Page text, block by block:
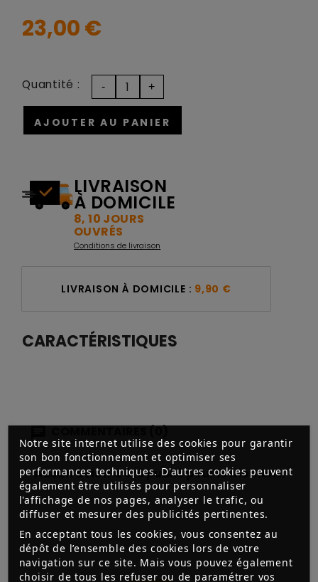
Notre site internet utilise des cookies pour garantir
son bon fonctionnement et optimiser ses
performances techniques. D'autres cookies peuvent
également être utilisés pour personnaliser
l'affichage de nos pages, analyser le trafic, ou
diffuser et mesurer des publicités pertinentes.
En acceptant tous les cookies, vous consentez au
dépôt de l’ensemble des cookies lors de votre
navigation sur ce site. Mais vous pouvez également
choisir de tous les refuser ou de paramétrer vos
23,00 €
AJOUTER AU PANIER
Quantité :
LIVRAISON
À DOMICILE
8, 10 JOURS
OUVRÉS
Conditions de livraison
LIVRAISON À DOMICILE : 9,90 €
CARACTÉRISTIQUES
Aucun avis n'a été publié pour le moment.